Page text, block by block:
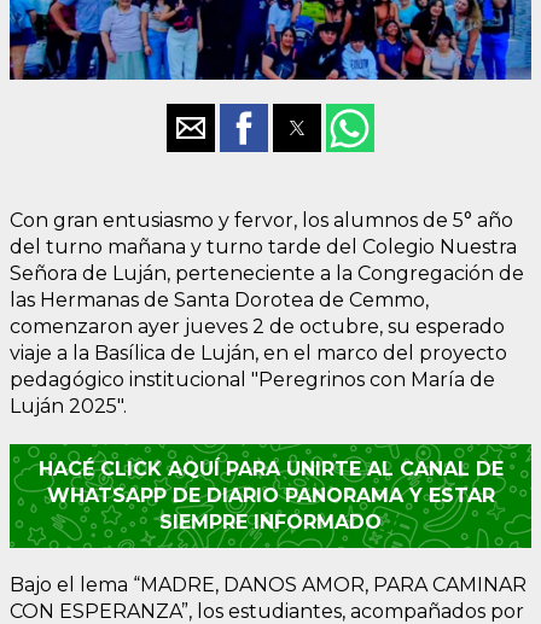
Con gran entusiasmo y fervor, los alumnos de 5° año
del turno mañana y turno tarde del Colegio Nuestra
Señora de Luján, perteneciente a la Congregación de
las Hermanas de Santa Dorotea de Cemmo,
comenzaron ayer jueves 2 de octubre, su esperado
viaje a la Basílica de Luján, en el marco del proyecto
pedagógico institucional "Peregrinos con María de
Luján 2025".
HACÉ CLICK AQUÍ PARA UNIRTE AL CANAL DE
WHATSAPP DE DIARIO PANORAMA Y ESTAR
SIEMPRE INFORMADO
Bajo el lema “MADRE, DANOS AMOR, PARA CAMINAR
CON ESPERANZA”, los estudiantes, acompañados por